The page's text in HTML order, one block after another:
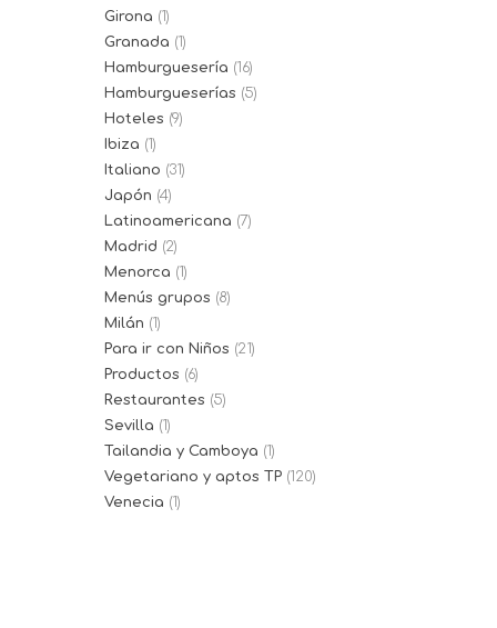
Girona (1)
Granada (1)
Hamburguesería (16)
Hamburgueserías (5)
Hoteles (9)
Ibiza (1)
Italiano (31)
Japón (4)
Latinoamericana (7)
Madrid (2)
Menorca (1)
Menús grupos (8)
Milán (1)
Para ir con Niños (21)
Productos (6)
Restaurantes (5)
Sevilla (1)
Tailandia y Camboya (1)
Vegetariano y aptos TP (120)
Venecia (1)